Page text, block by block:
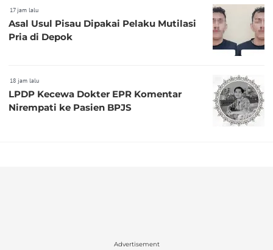
17 jam lalu
Asal Usul Pisau Dipakai Pelaku Mutilasi
Pria di Depok
18 jam lalu
LPDP Kecewa Dokter EPR Komentar
Nirempati ke Pasien BPJS
Advertisement